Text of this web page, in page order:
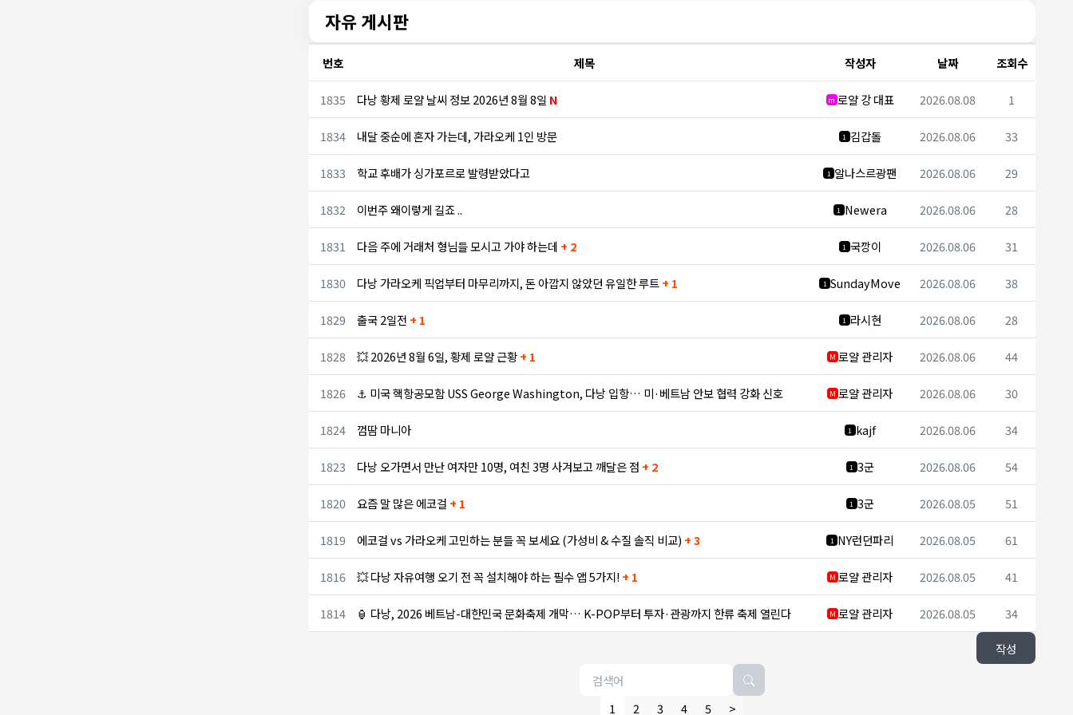
자유 게시판
번호 제목 작성자 날짜 조회수
1835 다낭 황제 로얄 날씨 정보 2026년 8월 8일 N m 로얄 강 대표 2026.08.08 1
1834 내달 중순에 혼자 가는데, 가라오케 1인 방문 1 김갑돌 2026.08.06 33
1833 학교 후배가 싱가포르로 발령받았다고 1 알나스르광팬 2026.08.06 29
1832 이번주 왜이렇게 길죠 .. 1 Newera 2026.08.06 28
1831 다음 주에 거래처 형님들 모시고 가야 하는데 + 2 1 국깡이 2026.08.06 31
1830 다낭 가라오케 픽업부터 마무리까지, 돈 아깝지 않았던 유일한 루트+ 1 1 SundayMove 2026.08.06 38
1829 출국 2일전 + 1 1 라시현 2026.08.06 28
1828 💥 2026년 8월 6일, 황제 로얄 근황+ 1 M 로얄 관리자 2026.08.06 44
1826 ⚓ 미국 핵항공모함 USS George Washington, 다낭 입항… 미·베트남 안보 협력 강화 신호 M 로얄 관리자 2026.08.06 30
1824 껌땀 마니아 1 kajf 2026.08.06 34
1823 다낭 오가면서 만난 여자만 10명, 여친 3명 사겨보고 깨달은 점 + 2 1 3군 2026.08.06 54
1820 요즘 말 많은 에코걸 + 1 1 3군 2026.08.05 51
1819 에코걸 vs 가라오케 고민하는 분들 꼭 보세요 (가성비 & 수질 솔직 비교) + 3 1 NY런던파리 2026.08.05 61
1816 💥 다낭 자유여행 오기 전 꼭 설치해야 하는 필수 앱 5가지! + 1 M 로얄 관리자 2026.08.05 41
1814 🏮 다낭, 2026 베트남-대한민국 문화축제 개막… K-POP부터 투자·관광까지 한류 축제 열린다 M 로얄 관리자 2026.08.05 34
작성
1 2 3 4 5 >